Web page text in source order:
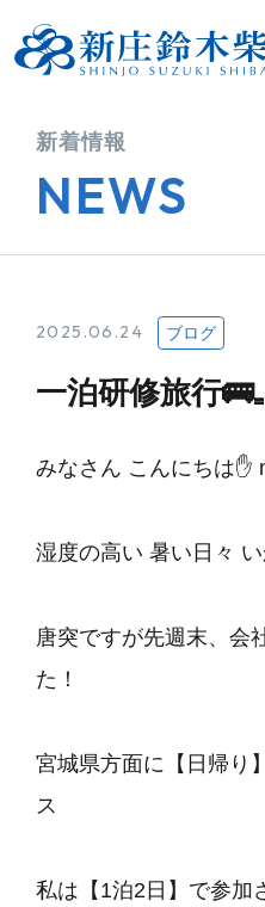
新着情報
NEWS
2025.06.24 ブログ
一泊研修旅行
みなさん こんにちは✋
湿度の高い 暑い日々
唐突ですが先週末、会
た！
宮城県方面に【日帰り
ス
私は【1泊2日】で参加